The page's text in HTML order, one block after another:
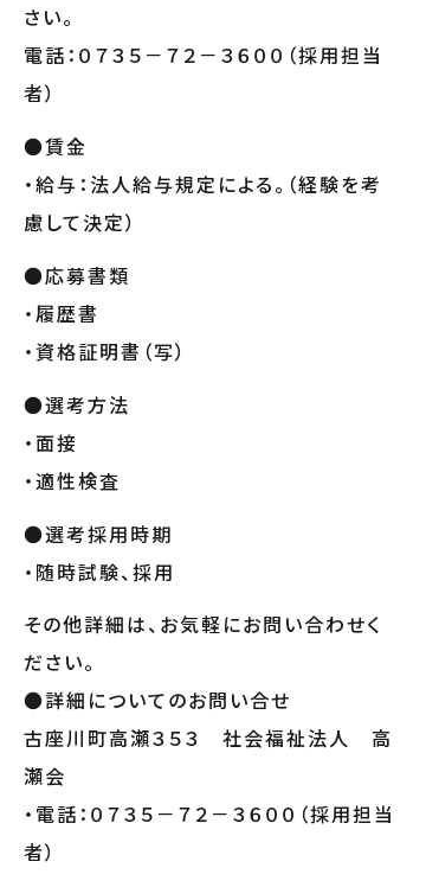
さい。
電話：０７３５－７２－３６００（採用担当
者）
●賃金
・給与：法人給与規定による。（経験を考
慮して決定）
●応募書類
・履歴書
・資格証明書（写）
●選考方法
・面接
・適性検査
●選考採用時期
・随時試験、採用
その他詳細は、お気軽にお問い合わせく
ださい。
●詳細についてのお問い合せ
古座川町高瀬３５３ 社会福祉法人 高
瀬会
・電話：０７３５－７２－３６００（採用担当
者）